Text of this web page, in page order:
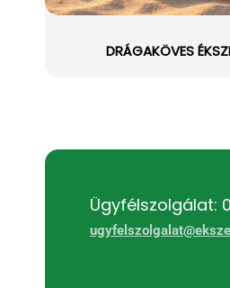
DRÁGAKÖVES
Ügyfélszolgálat: